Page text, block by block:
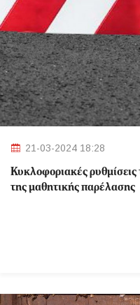
21-03-2024 18:28
Κυκλοφοριακές
της μαθητικής παρέλασης